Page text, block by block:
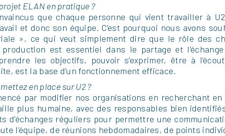
ELAN en pratique ?
que chaque personne qui vient travailler à
et donc son équipe. C’est pourquoi nous avons
», ce qui veut simplement dire que le rôle des
production est essentiel dans le partage et
les objectifs, pouvoir s’exprimer, être à
est la base d’un fonctionnement efficace.
en place sur U2 ?
par modifier nos organisations en recherchant
plus humaine, avec des responsables bien
d’échanges réguliers pour permettre une
l’équipe, de réunions hebdomadaires, de points